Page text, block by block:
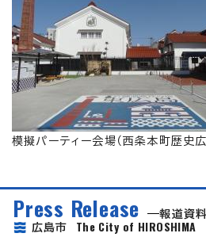
模擬パーティー会場（西条本町歴史広
Press Release
報道資
広島市 The City of HIROSHIMA